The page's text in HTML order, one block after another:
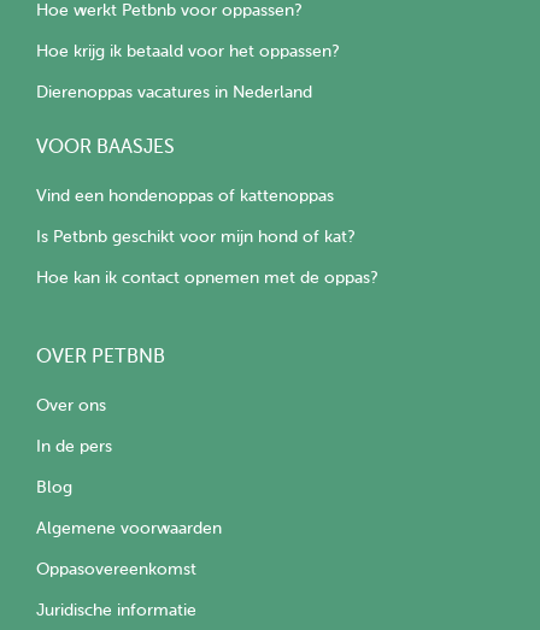
Hoe werkt Petbnb voor oppassen?
Hoe krijg ik betaald voor het oppassen?
Dierenoppas vacatures in Nederland
VOOR BAASJES
Vind een hondenoppas of kattenoppas
Is Petbnb geschikt voor mijn hond of kat?
Hoe kan ik contact opnemen met de oppas?
OVER PETBNB
Over ons
In de pers
Blog
Algemene voorwaarden
Oppasovereenkomst
Juridische informatie